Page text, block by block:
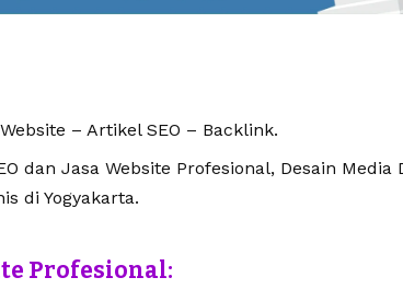
– Artikel SEO – Backlink.
dan Jasa Website Profesional, Desain Media
di Yogyakarta.
Profesional: